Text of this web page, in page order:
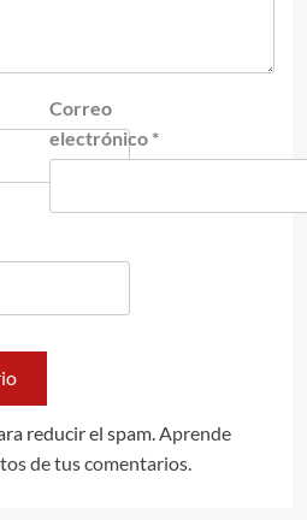
Correo
electrónico *
reducir el spam. Aprende
de tus comentarios.